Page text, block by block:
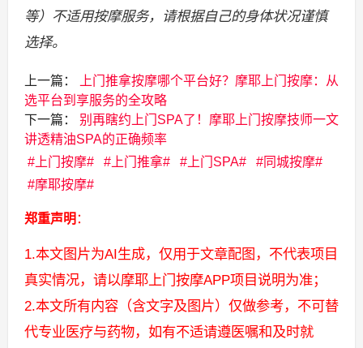
等）不适用按摩服务，请根据自己的身体状况谨慎
选择。
上一篇：
上门推拿按摩哪个平台好？摩耶上门按摩：从
选平台到享服务的全攻略
下一篇：
别再瞎约上门SPA了！摩耶上门按摩技师一文
讲透精油SPA的正确频率
上门按摩
上门推拿 上门SPA
同城按摩
摩耶按摩
郑重声明 ：
1.本文图片为AI生成，仅用于文章配图，不代表项目
真实情况，请以摩耶上门按摩APP项目说明为准；
2.本文所有内容（含文字及图片）仅做参考，不可替
代专业医疗与药物，如有不适请遵医嘱和及时就